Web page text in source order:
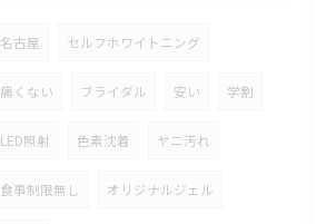
名古屋 セルフホワイトニング
痛くない ブライダル 安い 学割
LED照射 色素沈着 ヤニ汚れ
食事制限無し オリジナルジェル